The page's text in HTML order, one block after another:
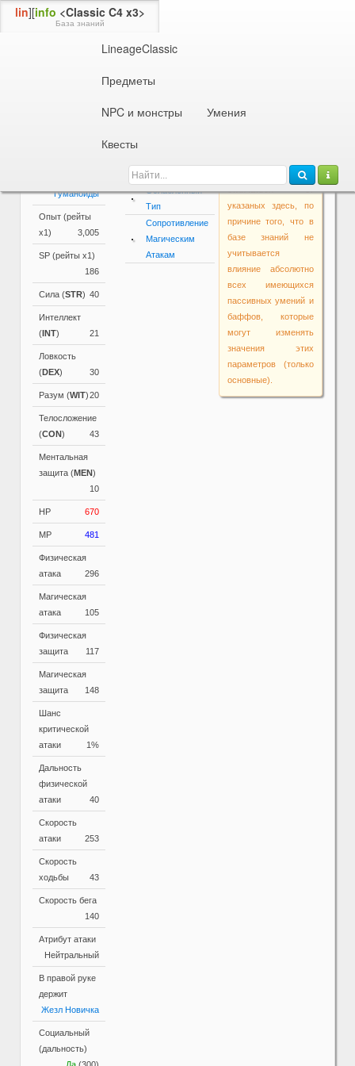
lin][info <Classic C4 x3>
База знаний
LineageClassic
Предметы
NPC и монстры
Умения
Квесты
Информация об NPC или монстре
Гуманоиды
Опыт (рейты
х1)
3,005
SP (рейты х1)
186
Сила (STR) 40
Интеллект
(INT) 21
Ловкость
(DEX) 30
Разум (WIT)20
Телосложение
(CON) 43
Ментальная
защита (MEN)
10
HP 670
MP 481
Физическая
атака
296
Магическая
атака
105
Физическая
защита
117
Магическая
защита
148
Шанс
критической
атаки
1%
Дальность
физической
атаки
40
Скорость
атаки
253
Скорость
ходьбы
43
Скорость бега
140
Атрибут атаки
Нейтральный
В правой руке
держит
Жезл Новичка
Социальный
(дальность)
Активные и
Гуманоиды
Ослабленный
Тип
Сопротивление
Магическим
Атакам
игре могут
отличаться от
указаных здесь, по
причине того, что в
базе знаний не
учитывается
влияние абсолютно
всех имеющихся
пассивных умений и
баффов, которые
могут изменять
значения этих
параметров (только
основные).